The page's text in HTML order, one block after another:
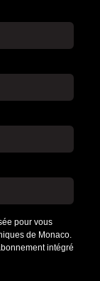
pour vous
de Monaco.
intégré